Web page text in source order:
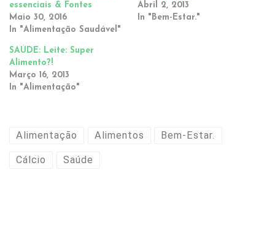
essenciais & Fontes
Maio 30, 2016
In "Alimentação Saudável"
Abril 2, 2013
In "Bem-Estar."
SAÚDE: Leite: Super
Alimento?!
Março 16, 2013
In "Alimentação"
Alimentação Alimentos Bem-Estar.
Cálcio Saúde